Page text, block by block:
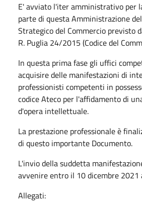
E' avviato l'iter amministrativo per
parte di questa Amministrazione
Strategico del Commercio previsto
R. Puglia 24/2015 (Codice del
In questa prima fase gli uffici
acquisire delle manifestazioni di
professionisti competenti in
codice Ateco per l'affidamento di
d'opera intellettuale.
La prestazione professionale è
di questo importante Documento.
L'invio della suddetta
avvenire entro il 10 dicembre 2021
Allegati: